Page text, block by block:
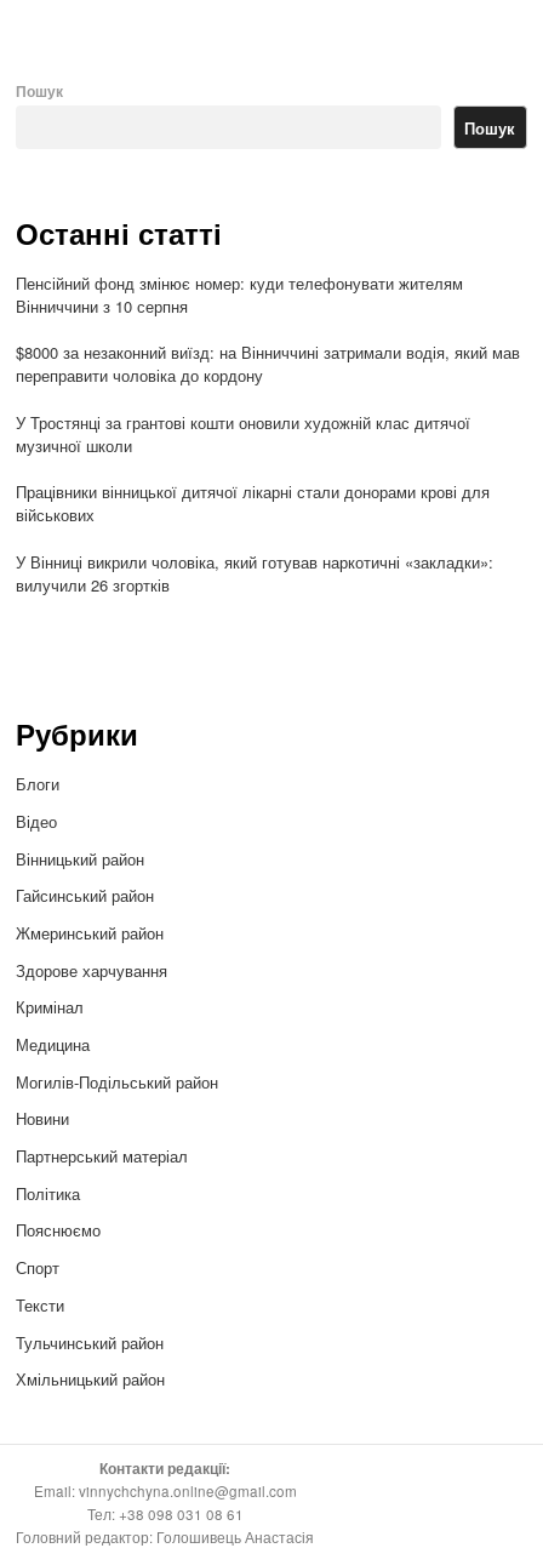
Пошук
Пошук
Останні статті
Пенсійний фонд змінює номер: куди телефонувати жителям
Вінниччини з 10 серпня
$8000 за незаконний виїзд: на Вінниччині затримали водія, який мав
переправити чоловіка до кордону
У Тростянці за грантові кошти оновили художній клас дитячої
музичної школи
Працівники вінницької дитячої лікарні стали донорами крові для
військових
У Вінниці викрили чоловіка, який готував наркотичні «закладки»:
вилучили 26 згортків
Рубрики
Блоги
Відео
Вінницький район
Гайсинський район
Жмеринський район
Здорове харчування
Кримінал
Медицина
Могилів-Подільський район
Новини
Партнерський матеріал
Політика
Пояснюємо
Спорт
Тексти
Тульчинський район
Хмільницький район
Контакти редакції:
Email: vinnychchyna.online@gmail.com
Тел: +38 098 031 08 61
Головний редактор: Голошивець Анастасія